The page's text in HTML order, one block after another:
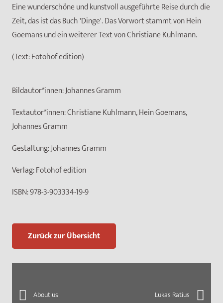
Eine wunderschöne und kunstvoll ausgeführte Reise durch die
Zeit, das ist das Buch 'Dinge'. Das Vorwort stammt von Hein
Goemans und ein weiterer Text von Christiane Kuhlmann.
(Text: Fotohof edition)
Bildautor*innen:Johannes Gramm
Textautor*innen:Christiane Kuhlmann, Hein Goemans,
Johannes Gramm
Gestaltung:Johannes Gramm
Verlag:Fotohof edition
ISBN:978-3-903334-19-9
Zurück zur Übersicht
About us Lukas Ratius